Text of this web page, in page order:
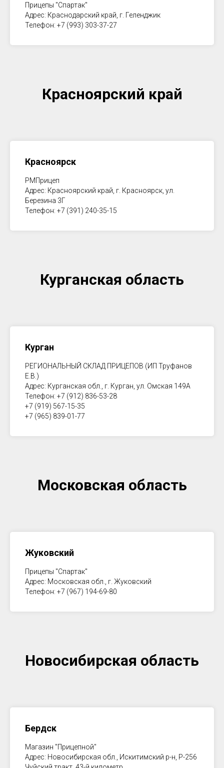
Прицепы "Спартак"
Адрес: Краснодарский край, г. Геленджик
Телефон: +7 (993) 303-37-27
Красноярский край
Красноярск
РМПрицеп
Адрес: Красноярский край, г. Красноярск, ул.
Березина 3Г
Телефон: +7 (391) 240-35-15
Курганская область
Курган
РЕГИОНАЛЬНЫЙ СКЛАД ПРИЦЕПОВ (ИП Труфанов
Е.В.)
Адрес: Курганская обл., г. Курган, ул. Омская 149А
Телефон: +7 (912) 836-53-28
+7 (919) 567-15-35
+7 (965) 839-01-77
Московская область
Жуковский
Прицепы "Спартак"
Адрес: Московская обл., г. Жуковский
Телефон: +7 (967) 194-69-80
Новосибирская область
Бердск
Магазин "Прицепной"
Адрес: Новосибирская обл., Искитимский р-н, Р-256